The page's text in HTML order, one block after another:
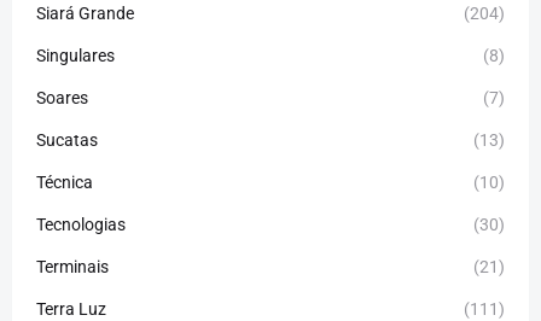
Siará Grande (204)
Singulares (8)
Soares (7)
Sucatas (13)
Técnica (10)
Tecnologias (30)
Terminais (21)
Terra Luz (111)